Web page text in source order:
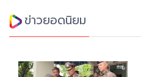
ข่าวยอดนิยม